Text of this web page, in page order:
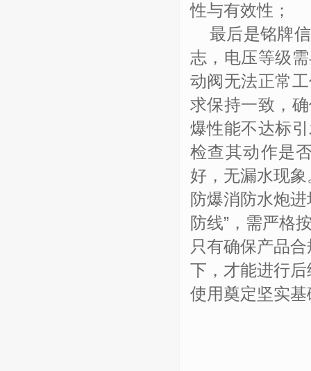
性与有效性；
最后是铭牌
志，电压等级
动阀无法正常
求保持一致，
爆性能不达标
检查其动作是
好，无漏水现象
防爆消防水炮
防线” ，需严格
只有确保产品
下，才能进行
使用奠定坚实基